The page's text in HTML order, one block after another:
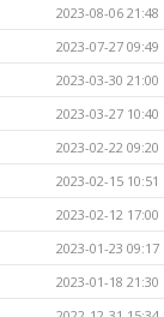
2023-08-06 21:48
2023-07-27 09:49
2023-03-30 21:00
2023-03-27 10:40
2023-02-22 09:20
2023-02-15 10:51
2023-02-12 17:00
2023-01-23 09:17
2023-01-18 21:30